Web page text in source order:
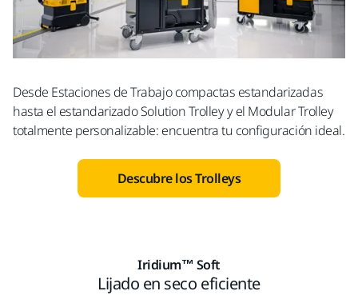
Desde Estaciones de Trabajo compactas estandarizadas
hasta el estandarizado Solution Trolley y el Modular Trolley
totalmente personalizable: encuentra tu configuración ideal.
Descubre los Trolleys
Iridium™ Soft
Lijado en seco eficiente